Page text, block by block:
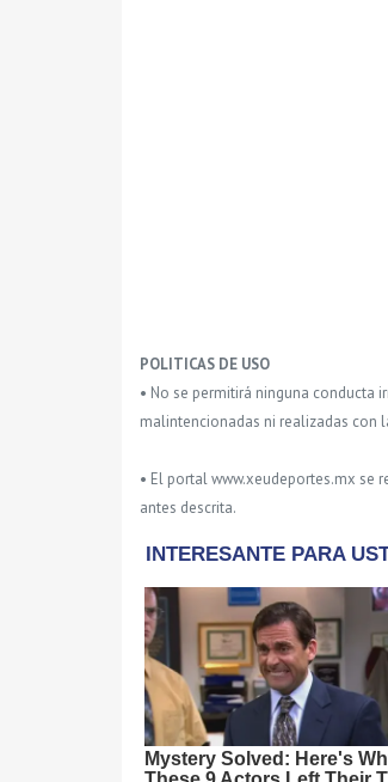
POLITICAS DE USO
• No se permitirá ninguna conducta
malintencionadas ni realizadas con
• El portal www.xeudeportes.mx se
antes descrita.